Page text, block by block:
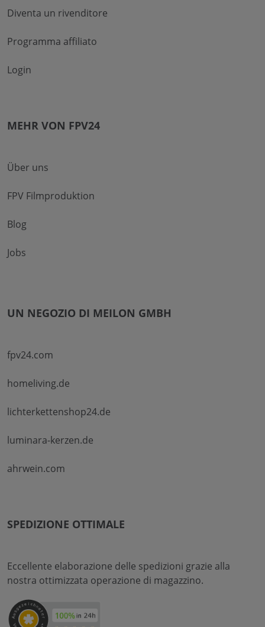
Diventa un rivenditore
Programma affiliato
Login
MEHR VON FPV24
Über uns
FPV Filmproduktion
Blog
Jobs
UN NEGOZIO DI MEILON GMBH
fpv24.com
homeliving.de
lichterkettenshop24.de
luminara-kerzen.de
ahrwein.com
SPEDIZIONE OTTIMALE
Eccellente elaborazione delle spedizioni grazie alla
nostra ottimizzata operazione di magazzino.